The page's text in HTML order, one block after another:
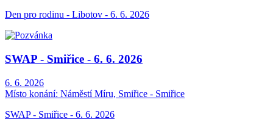
Den pro rodinu - Libotov - 6. 6. 2026
SWAP - Smiřice - 6. 6. 2026
6. 6. 2026
Místo konání: Náměstí Míru, Smiřice - Smiřice
SWAP - Smiřice - 6. 6. 2026